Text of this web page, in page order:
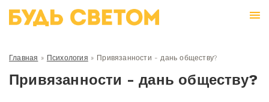
Главная » Психология » Привязанности - дань обществу?
Привязанности - дань обществу?